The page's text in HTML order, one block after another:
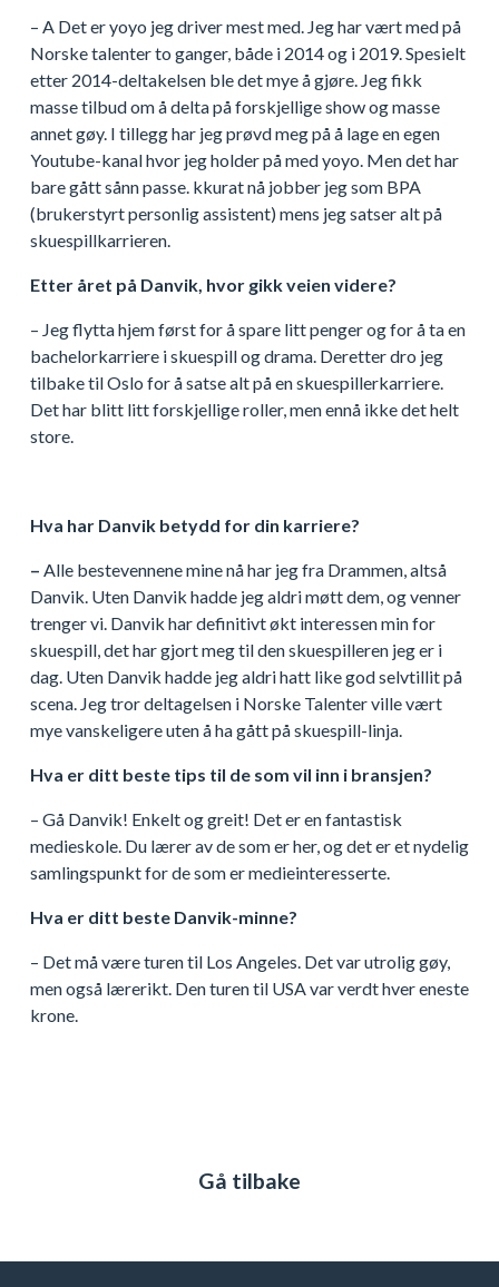
– A Det er yoyo jeg driver mest med. Jeg har vært med på
Norske talenter to ganger, både i 2014 og i 2019. Spesielt
etter 2014-deltakelsen ble det mye å gjøre. Jeg fikk
masse tilbud om å delta på forskjellige show og masse
annet gøy. I tillegg har jeg prøvd meg på å lage en egen
Youtube-kanal hvor jeg holder på med yoyo. Men det har
bare gått sånn passe. kkurat nå jobber jeg som BPA
(brukerstyrt personlig assistent) mens jeg satser alt på
skuespillkarrieren.
Etter året på Danvik, hvor gikk veien videre?
– Jeg flytta hjem først for å spare litt penger og for å ta en
bachelorkarriere i skuespill og drama. Deretter dro jeg
tilbake til Oslo for å satse alt på en skuespillerkarriere.
Det har blitt litt forskjellige roller, men ennå ikke det helt
store.
Hva har Danvik betydd for din karriere?
– Alle bestevennene mine nå har jeg fra Drammen, altså
Danvik. Uten Danvik hadde jeg aldri møtt dem, og venner
trenger vi. Danvik har definitivt økt interessen min for
skuespill, det har gjort meg til den skuespilleren jeg er i
dag. Uten Danvik hadde jeg aldri hatt like god selvtillit på
scena. Jeg tror deltagelsen i Norske Talenter ville vært
mye vanskeligere uten å ha gått på skuespill-linja.
Hva er ditt beste tips til de som vil inn i bransjen?
– Gå Danvik! Enkelt og greit! Det er en fantastisk
medieskole. Du lærer av de som er her, og det er et nydelig
samlingspunkt for de som er medieinteresserte.
Hva er ditt beste Danvik-minne?
– Det må være turen til Los Angeles. Det var utrolig gøy,
men også lærerikt. Den turen til USA var verdt hver eneste
krone.
Gå tilbake